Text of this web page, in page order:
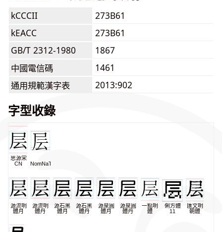
kCCCII
273B61
kEACC
273B61
GB/T 2312-1980
1867
中國電信碼
1461
通用規範漢字表
2013:902
字型收錄
思源宋
CN
NomNaTong
源流明
體月
源流明
體丹
源石黑
體月
源石黑
體丹
源泉圓
體月
源泉圓
體丹
一點明
體
俐方體
11
匯文明
朝體